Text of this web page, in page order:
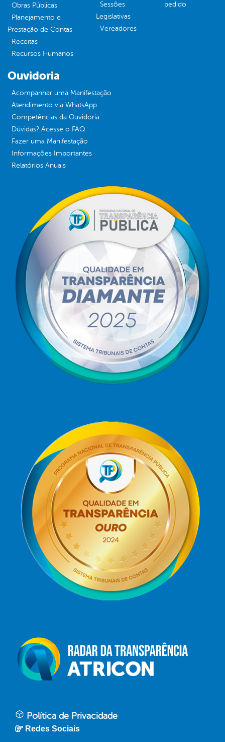
Obras Públicas
Planejamento e
Prestação de Contas
Receitas
Recursos Humanos
Sessões
Legislativas
Vereadores
pedido
Ouvidoria
Acompanhar uma Manifestação
Atendimento via WhatsApp
Competências da Ouvidoria
Dúvidas? Acesse o FAQ
Fazer uma Manifestação
Informações Importantes
Relatórios Anuais
Política de Privacidade
Redes Sociais